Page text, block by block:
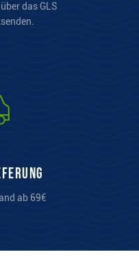
das GLS
ab 69€